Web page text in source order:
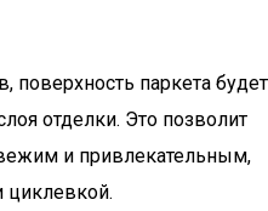
поверхность паркета будет
отделки. Это позволит
и привлекательным,
циклевкой.